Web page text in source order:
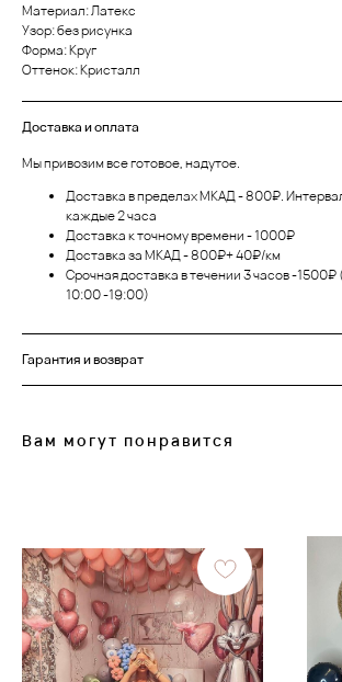
Материал: Латекс
Узор: без рисунка
Форма: Круг
Оттенок: Кристалл
Доставка и оплата
Мы привозим все готовое, надутое.
Доставка в пределах МКАД - 800₽.
каждые 2 часа
Доставка к точному времени - 1000₽
Доставка за МКАД - 800₽+ 40₽/км
Срочная доставка в течении 3 часов -
10:00 -19:00)
Гарантия и возврат
Вам могут понравится